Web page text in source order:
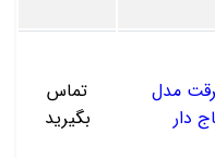
مدل
دار
تماس
بگیرید